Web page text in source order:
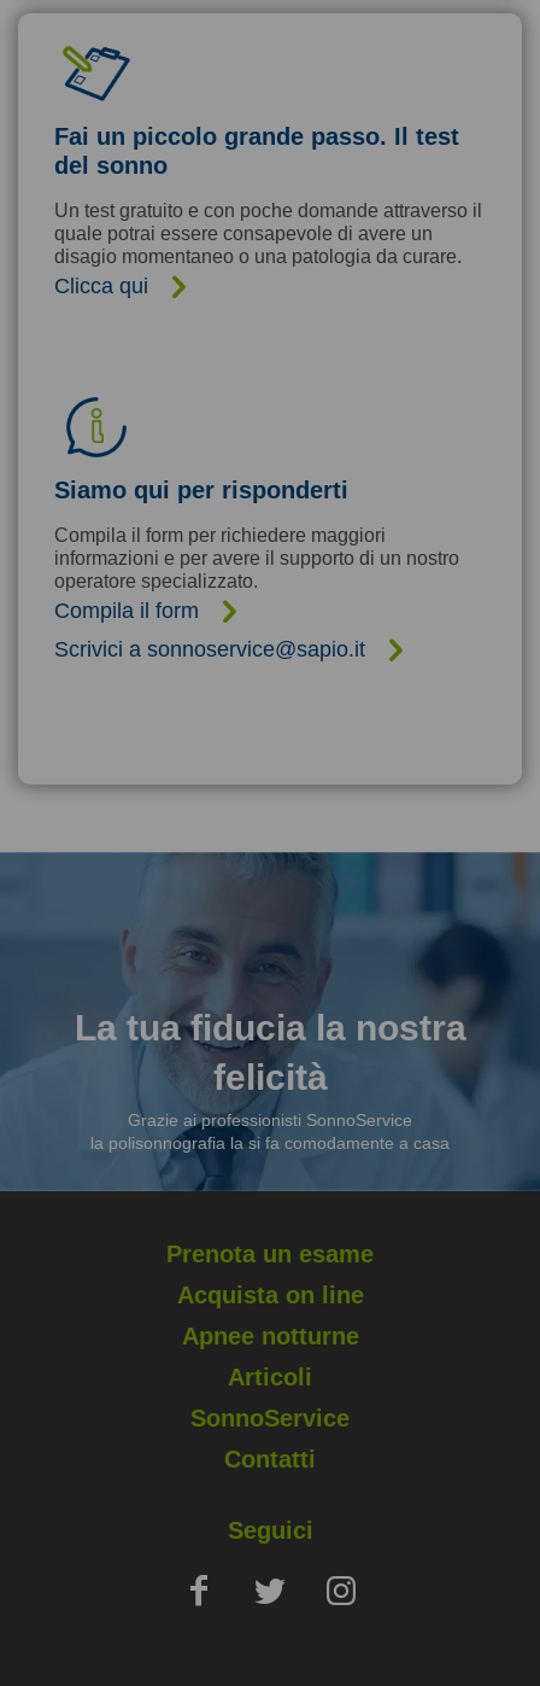
Fai un piccolo grande passo. Il test
del sonno
Un test gratuito e con poche domande attraverso il
quale potrai essere consapevole di avere un
disagio momentaneo o una patologia da curare.
Clicca qui
Siamo qui per risponderti
Compila il form per richiedere maggiori
informazioni e per avere il supporto di un nostro
operatore specializzato.
Compila il form
Scrivici a sonnoservice@sapio.it
La tua fiducia la nostra
felicità
Grazie ai professionisti SonnoService
la polisonnografia la si fa comodamente a casa
Prenota un esame
Acquista on line
Apnee notturne
Articoli
SonnoService
Contatti
Seguici